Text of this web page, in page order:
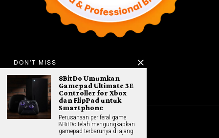
All rights reserved. Hybrid.co.id
DON'T MISS
8BitDo Umumkan
Gamepad Ultimate 3E
Controller for Xbox
dan FlipPad untuk
Smartphone
Perusahaan periferal game
8BitDo telah mengungkapkan
gamepad terbarunya di ajang